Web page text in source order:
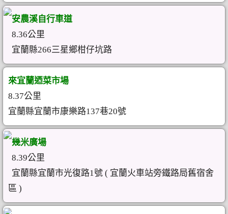
安農溪自行車道
8.36公里
宜蘭縣266三星鄉柑仔坑路
來宜蘭迺菜市場
8.37公里
宜蘭縣宜蘭市康樂路137巷20號
幾米廣場
8.39公里
宜蘭縣宜蘭市光復路1號 ( 宜蘭火車站旁鐵路局舊宿舍
區 )